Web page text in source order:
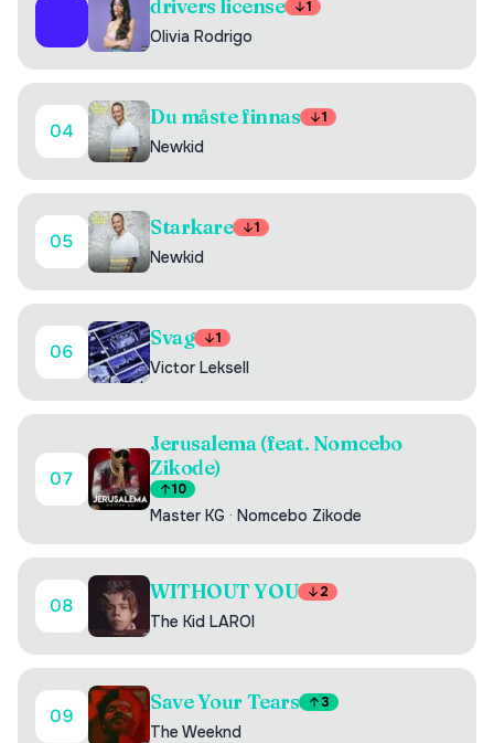
drivers license 1
Olivia Rodrigo
04
Du måste finnas 1
Newkid
05
Starkare 1
Newkid
06
Svag 1
Victor Leksell
07
Jerusalema (feat. Nomcebo
Zikode)
10
Master KG · Nomcebo Zikode
08
WITHOUT YOU 2
The Kid LAROI
09
Save Your Tears 3
The Weeknd